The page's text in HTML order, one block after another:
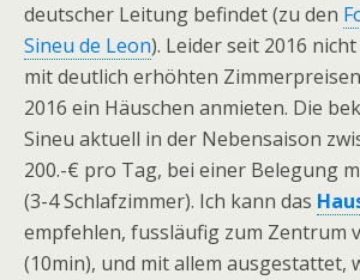
deutscher Leitung befindet (zu den
Sineu de Leon). Leider seit 2016
mit deutlich erhöhten
2016 ein Häuschen anmieten. Die
Sineu aktuell in der Nebensaison
200.-€ pro Tag, bei einer Belegung
(3-4 Schlafzimmer). Ich kann das
empfehlen, fussläufig zum Zentrum
(10min), und mit allem ausgestattet,